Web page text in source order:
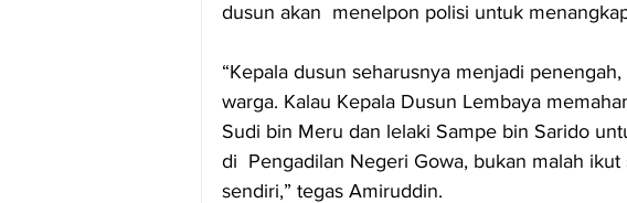
dusun akan  menelpon polisi untuk
“Kepala dusun seharusnya menjadi
warga. Kalau Kepala Dusun Lembaya
Sudi bin Meru dan lelaki Sampe bin Sarido
di  Pengadilan Negeri Gowa, bukan malah
sendiri,” tegas Amiruddin.